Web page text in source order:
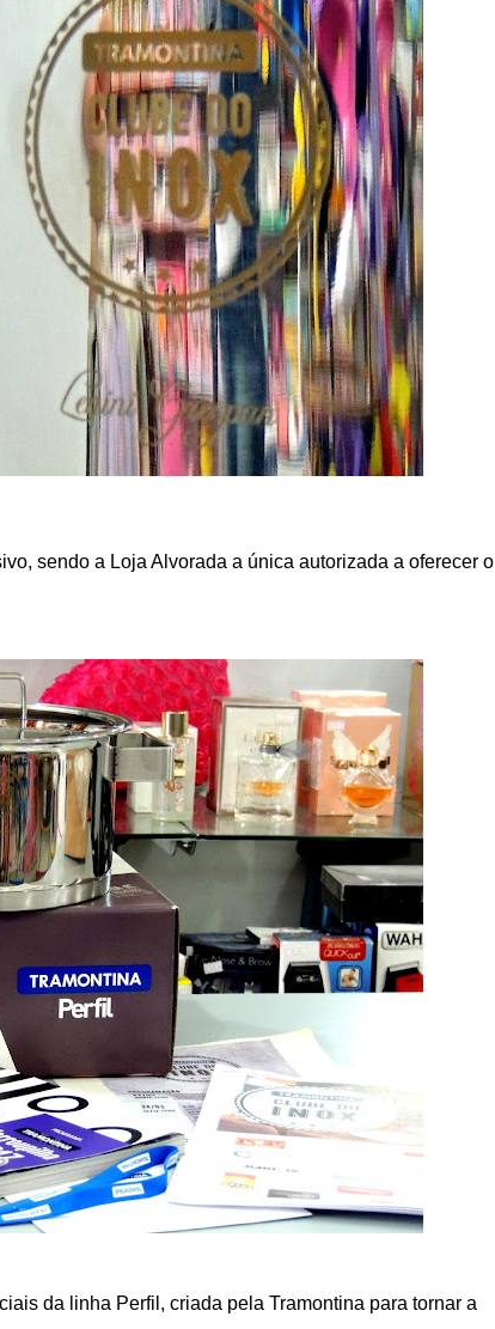
sendo a Loja Alvorada a única autorizada a oferecer o
da linha Perfil, criada pela Tramontina para tornar a